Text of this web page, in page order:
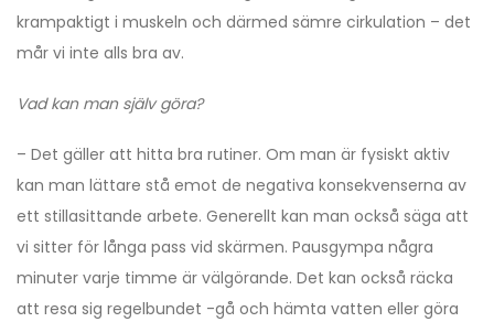
krampaktigt i muskeln och därmed sämre cirkulation – det
mår vi inte alls bra av.
Vad kan man själv göra?
– Det gäller att hitta bra rutiner. Om man är fysiskt aktiv
kan man lättare stå emot de negativa konsekvenserna av
ett stillasittande arbete. Generellt kan man också säga att
vi sitter för långa pass vid skärmen. Pausgympa några
minuter varje timme är välgörande. Det kan också räcka
att resa sig regelbundet -gå och hämta vatten eller göra